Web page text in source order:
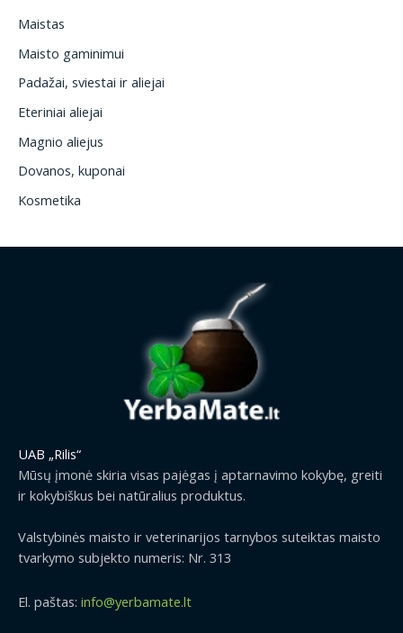
Maistas
Maisto gaminimui
Padažai, sviestai ir aliejai
Eteriniai aliejai
Magnio aliejus
Dovanos, kuponai
Kosmetika
UAB „Rilis“
Mūsų įmonė skiria visas pajėgas į aptarnavimo kokybę, greiti
ir kokybiškus bei natūralius produktus.
Valstybinės maisto ir veterinarijos tarnybos suteiktas maisto
tvarkymo subjekto numeris: Nr. 313
El. paštas: info@yerbamate.lt